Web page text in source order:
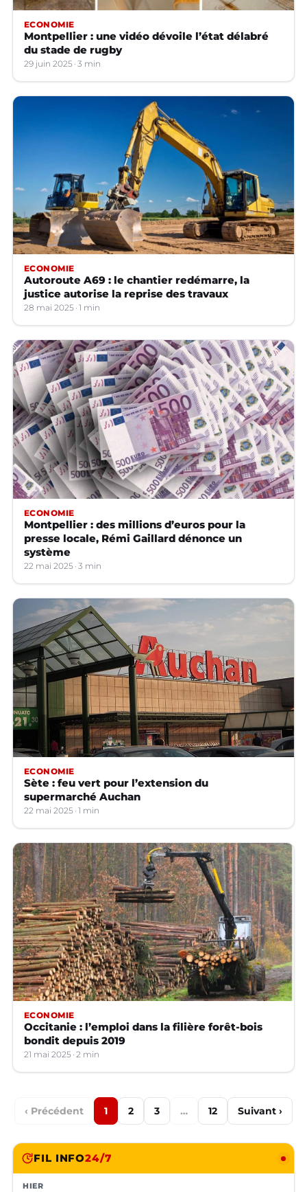
ECONOMIE
Montpellier : une vidéo dévoile l’état délabré
du stade de rugby
29 juin 2025 3 min
ECONOMIE
Autoroute A69 : le chantier redémarre, la
justice autorise la reprise des travaux
28 mai 2025 1 min
ECONOMIE
Montpellier : des millions d’euros pour la
presse locale, Rémi Gaillard dénonce un
système
22 mai 2025 3 min
ECONOMIE
Sète : feu vert pour l’extension du
supermarché Auchan
22 mai 2025 1 min
ECONOMIE
Occitanie : l’emploi dans la filière forêt-bois
bondit depuis 2019
21 mai 2025 2 min
‹ Précédent 1 2 3 … 12 Suivant ›
FIL INFO24/7
HIER